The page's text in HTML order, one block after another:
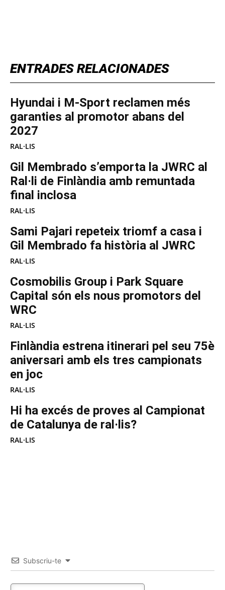
ENTRADES RELACIONADES
Hyundai i M-Sport reclamen més
garanties al promotor abans del
2027
RAL·LIS
Gil Membrado s’emporta la JWRC al
Ral·li de Finlàndia amb remuntada
final inclosa
RAL·LIS
Sami Pajari repeteix triomf a casa i
Gil Membrado fa història al JWRC
RAL·LIS
Cosmobilis Group i Park Square
Capital són els nous promotors del
WRC
RAL·LIS
Finlàndia estrena itinerari pel seu 75è
aniversari amb els tres campionats
en joc
RAL·LIS
Hi ha excés de proves al Campionat
de Catalunya de ral·lis?
RAL·LIS
Subscriu-te